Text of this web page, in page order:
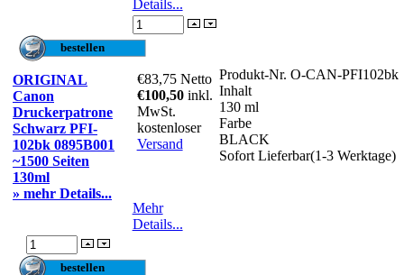
Details...
ORIGINAL
Canon
Druckerpatrone
Schwarz PFI-
102bk 0895B001
~1500 Seiten
130ml
» mehr Details...
€83,75 Netto
€100,50 inkl.
MwSt.
kostenloser
Versand
Produkt-Nr. O-CAN-PFI102bk
Inhalt
130 ml
Farbe
BLACK
Sofort Lieferbar(1-3 Werktage)
Mehr
Details...